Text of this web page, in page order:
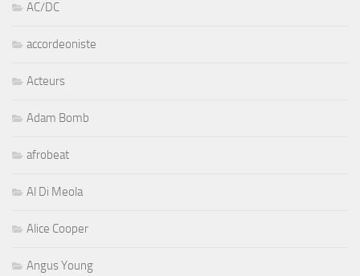
AC/DC
accordeoniste
Acteurs
Adam Bomb
afrobeat
Al Di Meola
Alice Cooper
Angus Young